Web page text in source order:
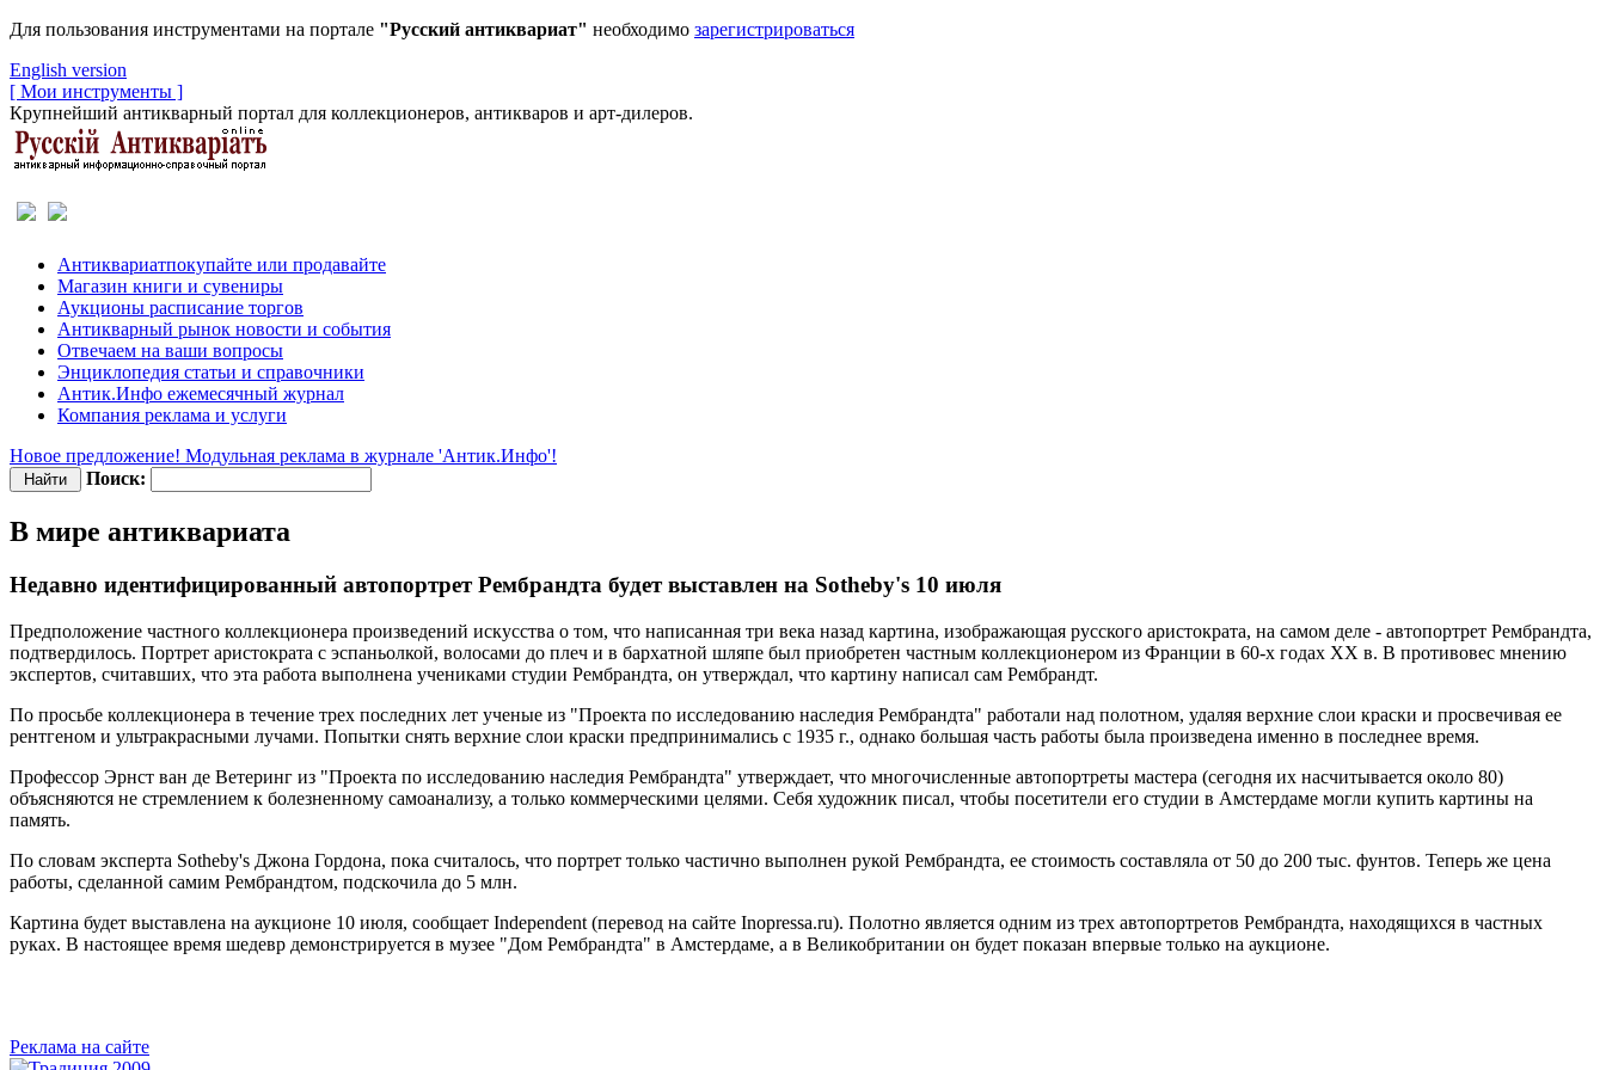
Для пользования инструментами на портале "Русский антиквариат" необходимо зарегистрироваться
English version
[ Мои инструменты ]
Крупнейший антикварный портал для коллекционеров, антикваров и арт-дилеров.
Антиквариатпокупайте или продавайте
Магазин книги и сувениры
Аукционы расписание торгов
Антикварный рынок новости и события
Отвечаем на ваши вопросы
Энциклопедия статьи и справочники
Антик.Инфо ежемесячный журнал
Компания реклама и услуги
Новое предложение! Модульная реклама в журнале 'Антик.Инфо'!
Поиск:
В мире антиквариата
Недавно идентифицированный автопортрет Рембрандта будет выставлен на Sotheby's 10 июля
Предположение частного коллекционера произведений искусства о том, что написанная три века назад картина, изображающая русского аристократа, на самом деле - автопортрет Рембрандта,
подтвердилось. Портрет аристократа с эспаньолкой, волосами до плеч и в бархатной шляпе был приобретен частным коллекционером из Франции в 60-х годах XX в. В противовес мнению
экспертов, считавших, что эта работа выполнена учениками студии Рембрандта, он утверждал, что картину написал сам Рембрандт.
По просьбе коллекционера в течение трех последних лет ученые из "Проекта по исследованию наследия Рембрандта" работали над полотном, удаляя верхние слои краски и просвечивая ее
рентгеном и ультракрасными лучами. Попытки снять верхние слои краски предпринимались с 1935 г., однако большая часть работы была произведена именно в последнее время.
Профессор Эрнст ван де Ветеринг из "Проекта по исследованию наследия Рембрандта" утверждает, что многочисленные автопортреты мастера (сегодня их насчитывается около 80)
объясняются не стремлением к болезненному самоанализу, а только коммерческими целями. Себя художник писал, чтобы посетители его студии в Амстердаме могли купить картины на
память.
По словам эксперта Sotheby's Джона Гордона, пока считалось, что портрет только частично выполнен рукой Рембрандта, ее стоимость составляла от 50 до 200 тыс. фунтов. Теперь же цена
работы, сделанной самим Рембрандтом, подскочила до 5 млн.
Картина будет выставлена на аукционе 10 июля, сообщает Independent (перевод на сайте Inopressa.ru). Полотно является одним из трех автопортретов Рембрандта, находящихся в частных
руках. В настоящее время шедевр демонстрируется в музее "Дом Рембрандта" в Амстердаме, а в Великобритании он будет показан впервые только на аукционе.
Реклама на сайте